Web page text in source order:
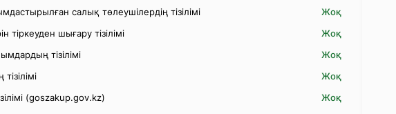
салық төлеушілердің тізілімі
Жоқ
шығару тізілімі
Жоқ
тізілімі
Жоқ
Жоқ
(goszakup.gov.kz)
Жоқ